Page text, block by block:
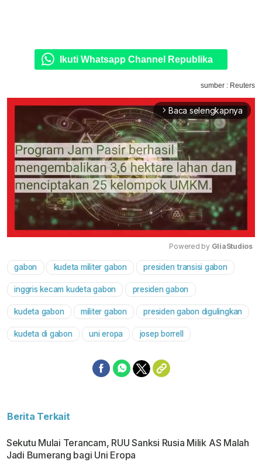
Ikuti Whatsapp Channel Republika
sumber : Reuters
arrow_forward_ios Baca selengkapnya
Mute
Powered by GliaStudios
gabon kudeta militer gabon presiden transisi gabon
inggris kecam kudeta gabon presiden gabon
kudeta gabon militer gabon presiden gabon digulingkan
kudeta di gabon uni eropa josep borrell
Berita Terkait
Sekutu Mulai Terancam, RUU Sanksi Rusia Milik AS Malah
Jadi Bumerang bagi Uni Eropa